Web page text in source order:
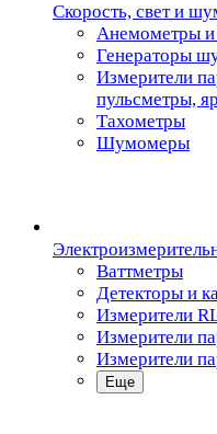
Скорость, свет и
Анемометры
Генераторы
Измерители
пульсметры,
Тахометры
Шумомеры
Ваттметры
Детекторы и
Измерители
Измерители
Измерители
Еще